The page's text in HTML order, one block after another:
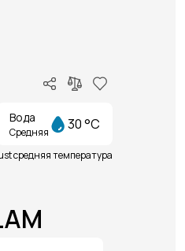
Вода
Средняя 30 °C
средняя температура